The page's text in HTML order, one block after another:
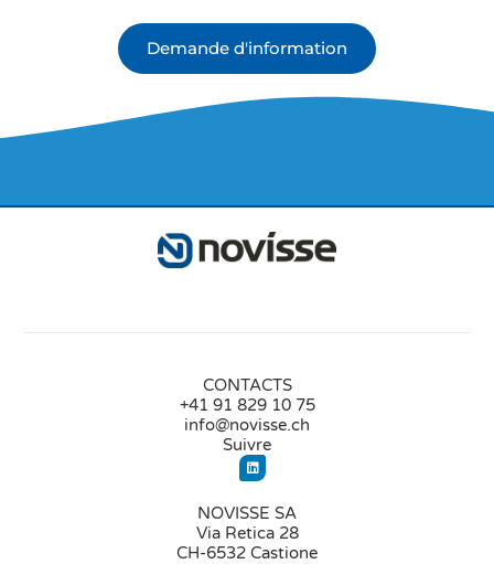
Demande d'information
CONTACTS
+41 91 829 10 75
info@novisse.ch
Suivre
NOVISSE SA
Via Retica 28
CH-6532 Castione